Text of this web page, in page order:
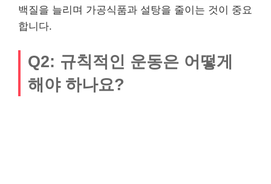
백질을 늘리며 가공식품과 설탕을 줄이는 것이 중요
합니다.
Q2: 규칙적인 운동은 어떻게
해야 하나요?